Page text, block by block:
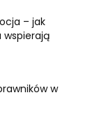
– jak
wspierają
w